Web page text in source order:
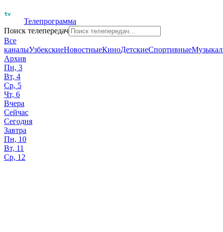
Телепрограмма
Поиск телепередач
Все
каналыУзбекскиеНовостныеКиноДетскиеСпортивные
Архив
Пн, 3
Вт, 4
Ср, 5
Чт, 6
Вчера
Сейчас
Сегодня
Завтра
Пн, 10
Вт, 11
Ср, 12